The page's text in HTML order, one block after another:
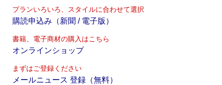
プランいろいろ、スタイルに合わせて選択
購読申込み（新聞 / 電子版）
書籍、電子商材の購入はこちら
オンラインショップ
まずはご登録ください
メールニュース 登録（無料）